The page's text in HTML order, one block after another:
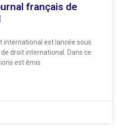
français de
international est lancée sous
droit international. Dans ce
est émis